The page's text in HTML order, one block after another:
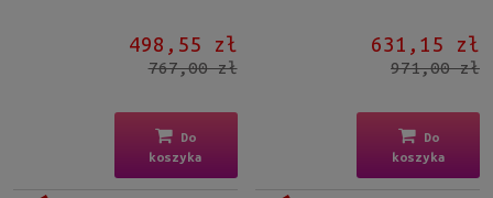
498,55 zł
767,00 zł
Do
koszyka
631,15 zł
971,00 zł
Do
koszyka